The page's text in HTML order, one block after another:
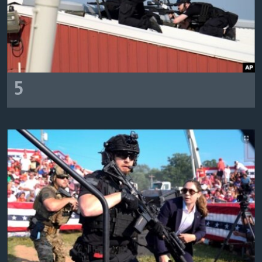
MAGAZIN
O GLASU AMERIKE
Learning English
PRATITE NAS
Jezici
5